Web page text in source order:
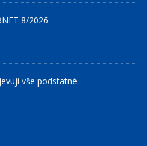
8/2026
vše podstatné